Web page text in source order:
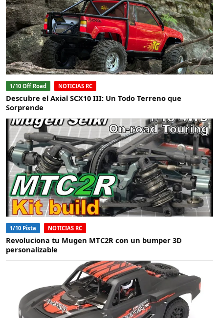
1/10 Off Road NOTICIAS RC
Descubre el Axial SCX10 III: Un Todo Terreno que
Sorprende
1/10 Pista NOTICIAS RC
Revoluciona tu Mugen MTC2R con un bumper 3D
personalizable